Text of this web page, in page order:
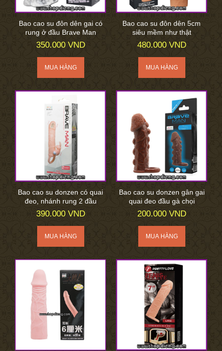
Bao cao su đôn dên gai có
rung ở đầu Brave Man
350.000 VND
Bao cao su đôn dên 5cm
siêu mềm như thật
480.000 VND
Bao cao su donzen có quai
đeo, nhánh rung 2 đầu
390.000 VND
Bao cao su donzen gân gai
quai đeo đầu gà chọi
200.000 VND